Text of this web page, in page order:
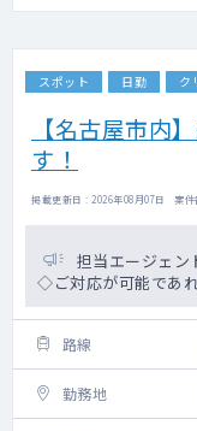
スポット 日勤 ク
【名古屋市内
す！
掲載更新日 : 2026年08月07日 案件
担当エージェン
◇ご対応が可能であ
路線
勤務地